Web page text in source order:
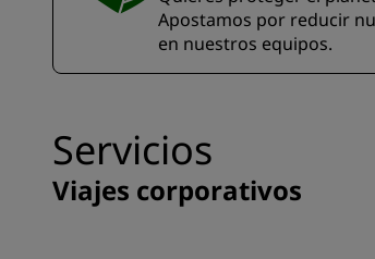
Apostamos por reducir
en nuestros equipos.
Servicios
Viajes corporativos